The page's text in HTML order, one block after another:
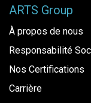
ARTS Group
À propos de nous
Responsabilité
Nos Certifications
Carrière